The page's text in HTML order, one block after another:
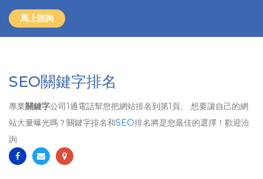
馬上諮詢
SEO關鍵字排名
專業關鍵字公司1通電話幫您把網站排名到第1頁、 想要讓自己的網
站大量曝光嗎？關鍵字排名和SEO排名將是您最佳的選擇！歡迎洽
詢